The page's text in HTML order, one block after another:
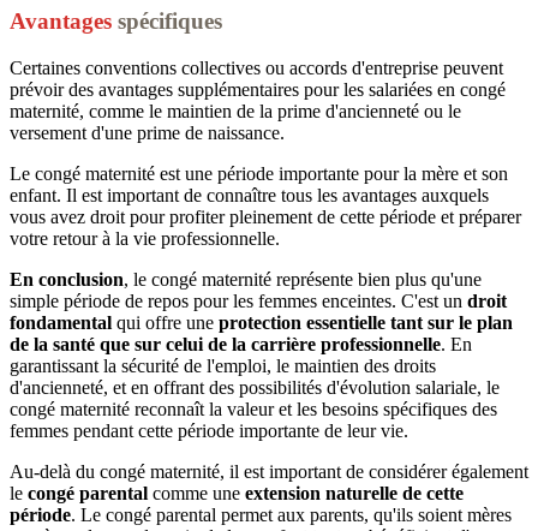
Avantages spécifiques
Certaines conventions collectives ou accords d'entreprise peuvent
prévoir des avantages supplémentaires pour les salariées en congé
maternité, comme le maintien de la prime d'ancienneté ou le
versement d'une prime de naissance.
Le congé maternité est une période importante pour la mère et son
enfant. Il est important de connaître tous les avantages auxquels
vous avez droit pour profiter pleinement de cette période et préparer
votre retour à la vie professionnelle.
En conclusion, le congé maternité représente bien plus qu'une
simple période de repos pour les femmes enceintes. C'est un droit
fondamental qui offre une protection essentielle tant sur le plan
de la santé que sur celui de la carrière professionnelle. En
garantissant la sécurité de l'emploi, le maintien des droits
d'ancienneté, et en offrant des possibilités d'évolution salariale, le
congé maternité reconnaît la valeur et les besoins spécifiques des
femmes pendant cette période importante de leur vie.
Au-delà du congé maternité, il est important de considérer également
le congé parental comme une extension naturelle de cette
période. Le congé parental permet aux parents, qu'ils soient mères